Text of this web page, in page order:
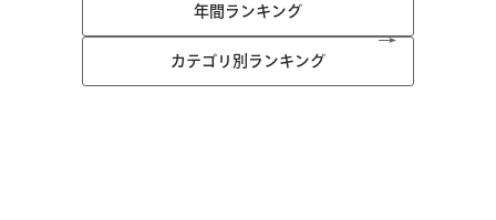
年間ランキング
カテゴリ別ランキング